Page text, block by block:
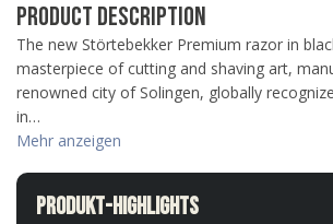
Peter
Festes Shampoo Sandelholz
PRODUCT DESCRIPTION
The new Störtebekker Premium razor in
masterpiece of cutting and shaving art,
renowned city of Solingen, globally
in…
Mehr anzeigen
Produkt-Highlights